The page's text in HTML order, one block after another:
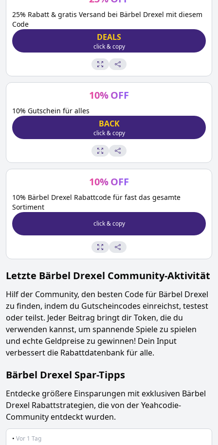
25% Rabatt & gratis Versand bei Bärbel Drexel mit diesem
Code
DEALS
click & copy
10%OFF
10% Gutschein für alles
BACK
click & copy
10%OFF
10% Bärbel Drexel Rabattcode für fast das gesamte
Sortiment
click & copy
Letzte Bärbel Drexel Community-Aktivität
Hilf der Community, den besten Code für Bärbel Drexel
zu finden, indem du Gutscheincodes einreichst, testest
oder teilst. Jeder Beitrag bringt dir Token, die du
verwenden kannst, um spannende Spiele zu spielen
und echte Geldpreise zu gewinnen! Dein Input
verbessert die Rabattdatenbank für alle.
Bärbel Drexel Spar-Tipps
Entdecke größere Einsparungen mit exklusiven Bärbel
Drexel Rabattstrategien, die von der Yeahcodie-
Community entdeckt wurden.
• Vor 1 Tag